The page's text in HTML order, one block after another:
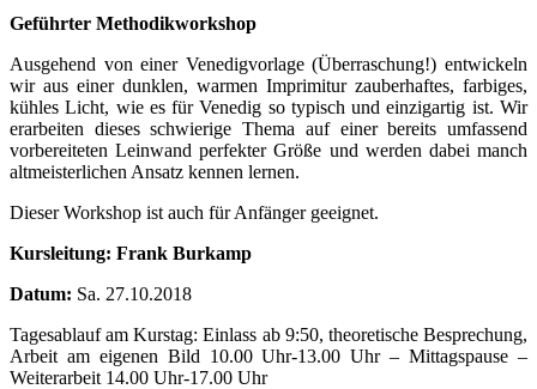
Geführter Methodikworkshop
Ausgehend von einer Venedigvorlage (Überraschung!) entwickeln
wir aus einer dunklen, warmen Imprimitur zauberhaftes, farbiges,
kühles Licht, wie es für Venedig so typisch und einzigartig ist. Wir
erarbeiten dieses schwierige Thema auf einer bereits umfassend
vorbereiteten Leinwand perfekter Größe und werden dabei manch
altmeisterlichen Ansatz kennen lernen.
Dieser Workshop ist auch für Anfänger geeignet.
Kursleitung: Frank Burkamp
Datum: Sa. 27.10.2018
Tagesablauf am Kurstag: Einlass ab 9:50, theoretische Besprechung,
Arbeit am eigenen Bild 10.00 Uhr-13.00 Uhr – Mittagspause –
Weiterarbeit 14.00 Uhr-17.00 Uhr